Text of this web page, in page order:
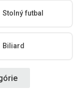
Stolný futbal
Biliard